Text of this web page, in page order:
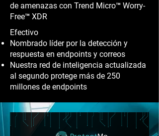
de amenazas con Trend Micro™ Worry-
Free™ XDR
Efectivo
Nombrado líder por la detección y
respuesta en endpoints y correos
Nuestra red de inteligencia actualizada
al segundo protege más de 250
millones de endpoints